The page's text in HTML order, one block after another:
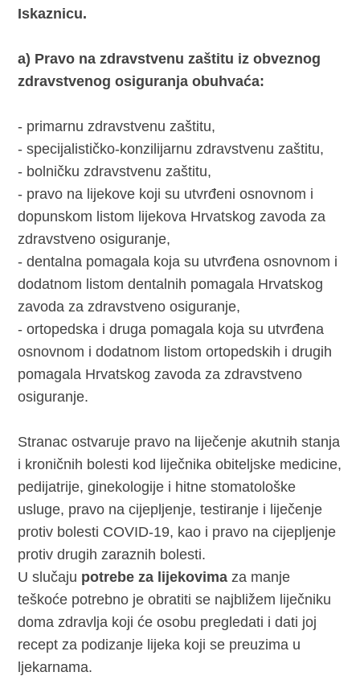
Iskaznicu.
a) Pravo na zdravstvenu zaštitu iz obveznog
zdravstvenog osiguranja obuhvaća:
- primarnu zdravstvenu zaštitu,
- specijalističko-konzilijarnu zdravstvenu zaštitu,
- bolničku zdravstvenu zaštitu,
- pravo na lijekove koji su utvrđeni osnovnom i
dopunskom listom lijekova Hrvatskog zavoda za
zdravstveno osiguranje,
- dentalna pomagala koja su utvrđena osnovnom i
dodatnom listom dentalnih pomagala Hrvatskog
zavoda za zdravstveno osiguranje,
- ortopedska i druga pomagala koja su utvrđena
osnovnom i dodatnom listom ortopedskih i drugih
pomagala Hrvatskog zavoda za zdravstveno
osiguranje.
Stranac ostvaruje pravo na liječenje akutnih stanja
i kroničnih bolesti kod liječnika obiteljske medicine,
pedijatrije, ginekologije i hitne stomatološke
usluge, pravo na cijepljenje, testiranje i liječenje
protiv bolesti COVID-19, kao i pravo na cijepljenje
protiv drugih zaraznih bolesti.
U slučaju potrebe za lijekovima za manje
teškoće potrebno je obratiti se najbližem liječniku
doma zdravlja koji će osobu pregledati i dati joj
recept za podizanje lijeka koji se preuzima u
ljekarnama.